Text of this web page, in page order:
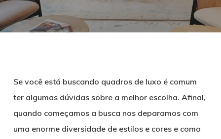
Se você está buscando quadros de luxo é comum
ter algumas dúvidas sobre a melhor escolha. Afinal,
quando começamos a busca nos deparamos com
uma enorme diversidade de estilos e cores e como